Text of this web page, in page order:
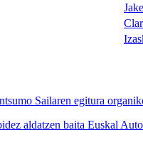
Sailaren egitura
aldatzen baita Euskal